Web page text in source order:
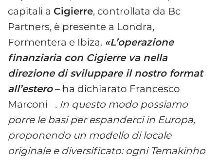
capitali a Cigierre, controllata da Bc
Partners, è presente a Londra,
Formentera e Ibiza. «L’operazione
finanziaria con Cigierre va nella
direzione di sviluppare il nostro format
all’estero– ha dichiarato Francesco
Marconi –. In questo modo possiamo
porre le basi per espanderci in Europa,
proponendo un modello di locale
originale e diversificato: ogni Temakinho